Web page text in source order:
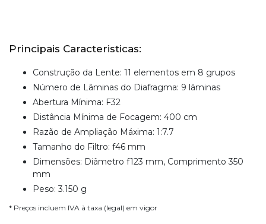
Principais Caracteristicas:
Construção da Lente: 11 elementos em 8 grupos
Número de Lâminas do Diafragma: 9 lâminas
Abertura Mínima: F32
Distância Mínima de Focagem: 400 cm
Razão de Ampliação Máxima: 1:7.7
Tamanho do Filtro: f46 mm
Dimensões: Diâmetro f123 mm, Comprimento 350
mm
Peso: 3.150 g
* Preços incluem IVA à taxa (legal) em vigor